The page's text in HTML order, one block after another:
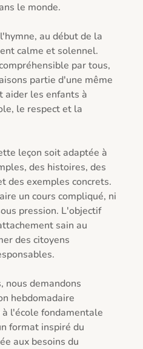
le monde.
au début de la
calme et solennel.
par tous,
partie d'une même
aider les enfants à
le respect et la
leçon soit adaptée à
des histoires, des
des exemples concrets.
un cours compliqué, ni
pression. L'objectif
sain au
des citoyens
nous demandons
hebdomadaire
l'école fondamentale
format inspiré du
aux besoins du